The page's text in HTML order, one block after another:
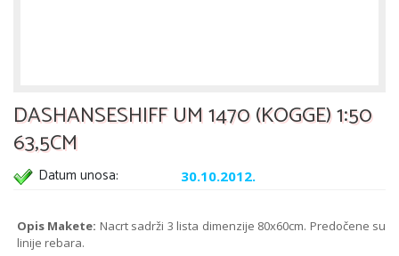
DASHANSESHIFF UM 1470 (KOGGE) 1:50
63,5CM
Datum unosa: 30.10.2012.
Opis Makete: Nacrt sadrži 3 lista dimenzije 80x60cm. Predočene su
linije rebara.